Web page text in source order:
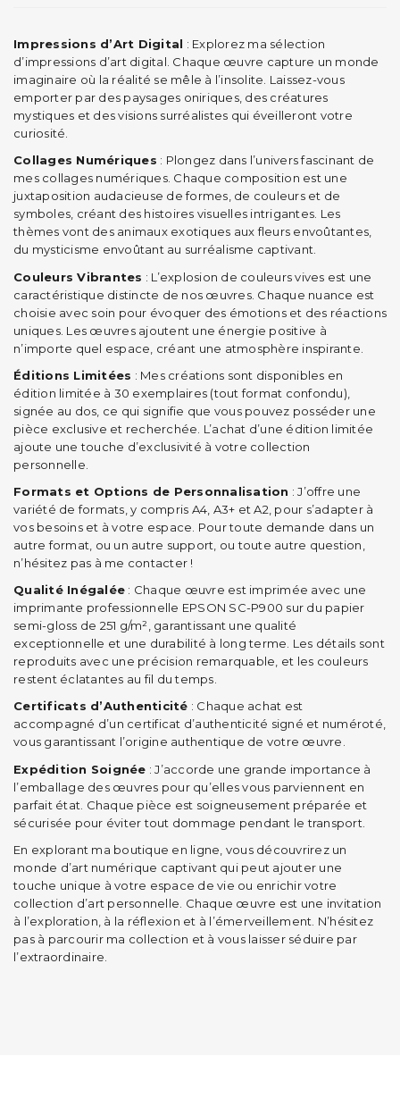
Impressions d’Art Digital : Explorez ma sélection
d’impressions d’art digital. Chaque œuvre capture un monde
imaginaire où la réalité se mêle à l’insolite. Laissez-vous
emporter par des paysages oniriques, des créatures
mystiques et des visions surréalistes qui éveilleront votre
curiosité.
Collages Numériques : Plongez dans l’univers fascinant de
mes collages numériques. Chaque composition est une
juxtaposition audacieuse de formes, de couleurs et de
symboles, créant des histoires visuelles intrigantes. Les
thèmes vont des animaux exotiques aux fleurs envoûtantes,
du mysticisme envoûtant au surréalisme captivant.
Couleurs Vibrantes : L’explosion de couleurs vives est une
caractéristique distincte de nos œuvres. Chaque nuance est
choisie avec soin pour évoquer des émotions et des réactions
uniques. Les œuvres ajoutent une énergie positive à
n’importe quel espace, créant une atmosphère inspirante.
Éditions Limitées : Mes créations sont disponibles en
édition limitée à 30 exemplaires (tout format confondu),
signée au dos, ce qui signifie que vous pouvez posséder une
pièce exclusive et recherchée. L’achat d’une édition limitée
ajoute une touche d’exclusivité à votre collection
personnelle.
Formats et Options de Personnalisation : J’offre une
variété de formats, y compris A4, A3+ et A2, pour s’adapter à
vos besoins et à votre espace. Pour toute demande dans un
autre format, ou un autre support, ou toute autre question,
n’hésitez pas à me contacter !
Qualité Inégalée : Chaque œuvre est imprimée avec une
imprimante professionnelle EPSON SC-P900 sur du papier
semi-gloss de 251 g/m², garantissant une qualité
exceptionnelle et une durabilité à long terme. Les détails sont
reproduits avec une précision remarquable, et les couleurs
restent éclatantes au fil du temps.
Certificats d’Authenticité : Chaque achat est
accompagné d’un certificat d’authenticité signé et numéroté,
vous garantissant l’origine authentique de votre œuvre.
Expédition Soignée : J’accorde une grande importance à
l’emballage des œuvres pour qu’elles vous parviennent en
parfait état. Chaque pièce est soigneusement préparée et
sécurisée pour éviter tout dommage pendant le transport.
En explorant ma boutique en ligne, vous découvrirez un
monde d’art numérique captivant qui peut ajouter une
touche unique à votre espace de vie ou enrichir votre
collection d’art personnelle. Chaque œuvre est une invitation
à l’exploration, à la réflexion et à l’émerveillement. N’hésitez
pas à parcourir ma collection et à vous laisser séduire par
l’extraordinaire.